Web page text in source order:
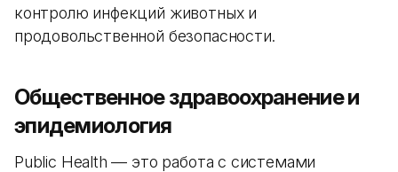
контролю инфекций животных и
продовольственной безопасности.
Общественное здравоохранение и
эпидемиология
Public Health — это работа с системами